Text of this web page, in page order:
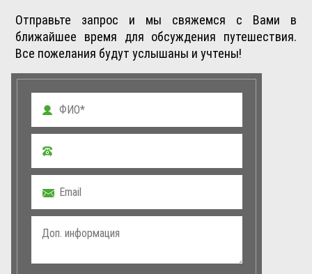
Отправьте запрос и мы свяжемся с Вами в
ближайшее время для обсуждения путешествия.
Все пожелания будут услышаны и учтены!